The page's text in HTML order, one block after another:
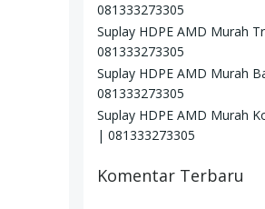
081333273305
Suplay HDPE AMD Murah
081333273305
Suplay HDPE AMD Murah
081333273305
Suplay HDPE AMD Murah
| 081333273305
Komentar Terbaru